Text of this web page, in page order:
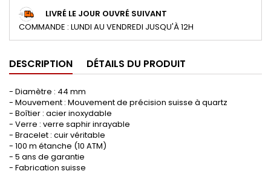
LIVRÉ LE JOUR OUVRÉ SUIVANT
COMMANDE : LUNDI AU VENDREDI JUSQU'À 12H
DESCRIPTION DÉTAILS DU PRODUIT
- Diamètre : 44 mm
- Mouvement : Mouvement de précision suisse à quartz
- Boîtier : acier inoxydable
- Verre : verre saphir inrayable
- Bracelet : cuir véritable
- 100 m étanche (10 ATM)
- 5 ans de garantie
- Fabrication suisse